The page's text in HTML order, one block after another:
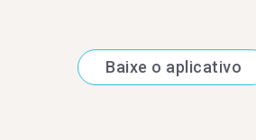
Baixe o aplicativo